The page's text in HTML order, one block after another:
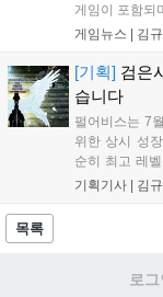
게임이 포함되
경성 배경의
은 공식 페이
게임뉴스 | 김
[기획] 검은
습니다
펄어비스는 7
위한 상시 성
순히 최고 레
아 아카데미
용자는 과제
기획기사 | 김
목록
로그